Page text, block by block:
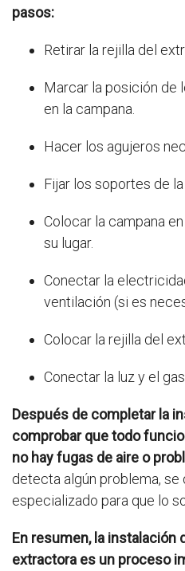
pasos:
Retirar la rejilla del
Marcar la posición de
en la campana.
Hacer los agujeros
Fijar los soportes de
Colocar la campana
su lugar.
Conectar la
ventilación (si es
Colocar la rejilla del
Conectar la luz y el
Después de completar la
comprobar que todo
no hay fugas de aire o
detecta algún problema,
especializado para que lo
En resumen, la instalación
extractora es un proceso